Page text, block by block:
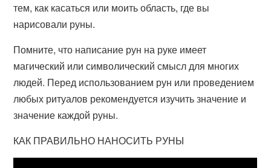
тем, как касаться или моить область, где вы
нарисовали руны.
Помните, что написание рун на руке имеет
магический или символический смысл для многих
людей. Перед использованием рун или проведением
любых ритуалов рекомендуется изучить значение и
значение каждой руны.
КАК ПРАВИЛЬНО НАНОСИТЬ РУНЫ